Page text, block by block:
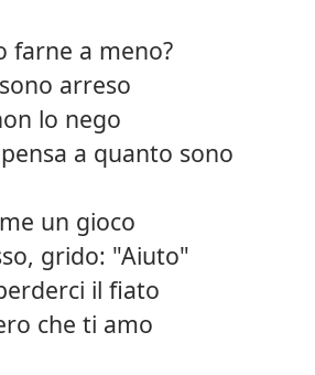
farne a meno?
arreso
lo nego
a quanto sono
un gioco
grido: "Aiuto"
il fiato
che ti amo